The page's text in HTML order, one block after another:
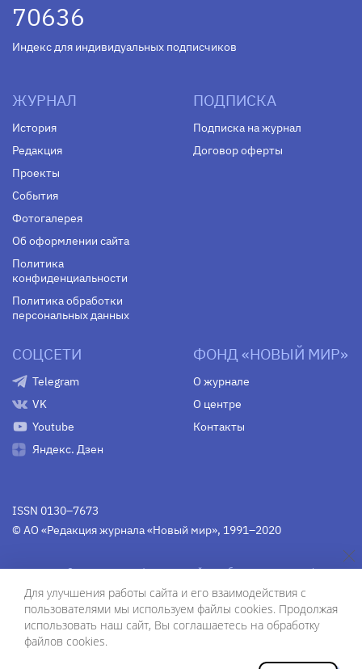
70636
Индекс для индивидуальных подписчиков
ЖУРНАЛ
История
Редакция
Проекты
События
Фотогалерея
Об оформлении сайта
Политика
конфиденциальности
Политика обработки
персональных данных
ПОДПИСКА
Подписка на журнал
Договор оферты
СОЦСЕТИ
Telegram
VK
Youtube
Яндекс. Дзен
ФОНД «НОВЫЙ МИР»
О журнале
О центре
Контакты
ISSN 0130–7673
© АО «Редакция журнала «Новый мир», 1991–2020
Свидетельство Федеральной службы по надзору в сфере
связи, информационных технологий и массовых
коммуникаций средства массовой информации
(Роскомнадзор)ПИ № Фс 77-75754 от 13 июня 2019 г.
Для улучшения работы сайта и его взаимодействия с
пользователями мы используем файлы cookies. Продолжая
использовать наш сайт, Вы соглашаетесь на обработку
файлов cookies.